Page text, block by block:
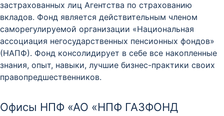
застрахованных лиц Агентства по страхованию
вкладов. Фонд является действительным членом
саморегулируемой организации «Национальная
ассоциация негосударственных пенсионных фондов»
(НАПФ). Фонд консолидирует в себе все накопленные
знания, опыт, навыки, лучшие бизнес-практики своих
правопредшественников.
Офисы НПФ «АО «НПФ ГАЗФОНД